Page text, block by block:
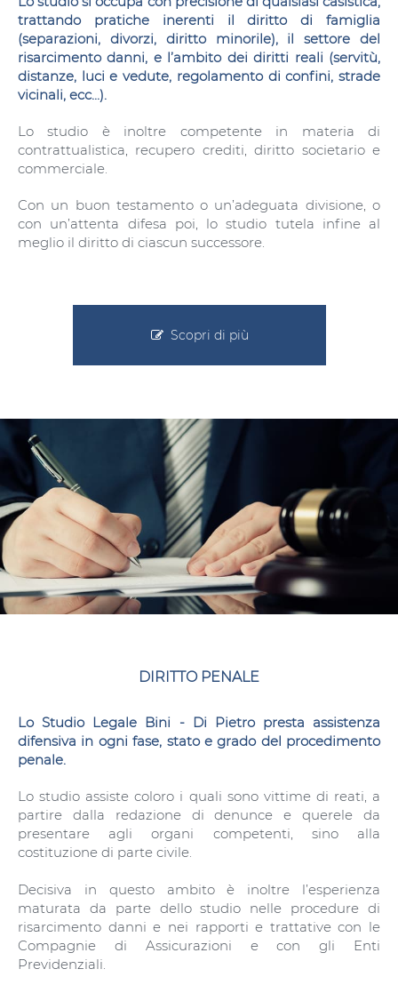
trattando pratiche inerenti il diritto di famiglia
(separazioni, divorzi, diritto minorile), il settore del
risarcimento danni, e l’ambito dei diritti reali (servitù,
distanze, luci e vedute, regolamento di confini, strade
vicinali, ecc...).
Lo studio è inoltre competente in materia di
contrattualistica, recupero crediti, diritto societario e
commerciale.
Con un buon testamento o un’adeguata divisione, o
con un’attenta difesa poi, lo studio tutela infine al
meglio il diritto di ciascun successore.
Scopri di più
DIRITTO PENALE
Lo Studio Legale Bini - Di Pietro presta assistenza
difensiva in ogni fase, stato e grado del procedimento
penale.
Lo studio assiste coloro i quali sono vittime di reati, a
partire dalla redazione di denunce e querele da
presentare agli organi competenti, sino alla
costituzione di parte civile.
Decisiva in questo ambito è inoltre l’esperienza
maturata da parte dello studio nelle procedure di
risarcimento danni e nei rapporti e trattative con le
Compagnie di Assicurazioni e con gli Enti
Previdenziali.